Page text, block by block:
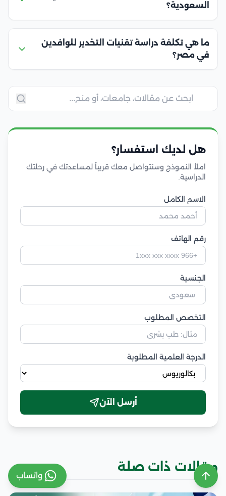
السعودية؟
ما هي تكلفة دراسة تقنيات التخدير للوافدين
في مصر؟
هل لديك استفسار؟
املأ النموذج وسنتواصل معك قريباً لمساعدتك في رحلتك
الدراسية.
الاسم الكامل
رقم الهاتف
الجنسية
التخصص المطلوب
الدرجة العلمية المطلوبة
أرسل الآن
مقالات ذات صلة
واتساب